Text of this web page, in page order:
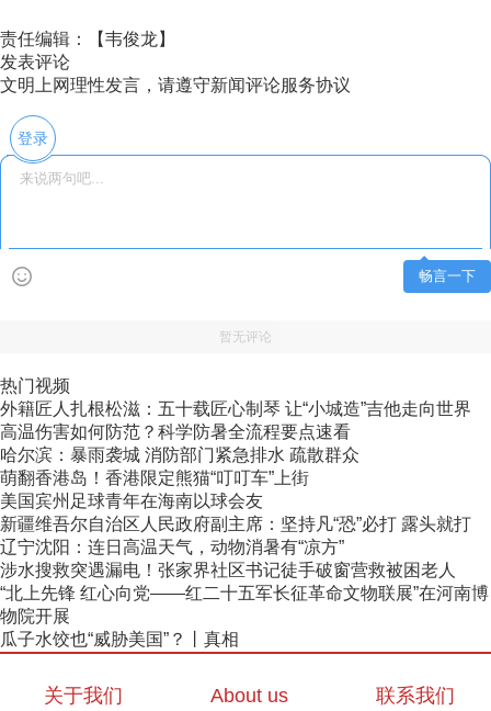
责任编辑：【韦俊龙】
发表评论
文明上网理性发言，请遵守新闻评论服务协议
登录
畅言一下
暂无评论
热门视频
外籍匠人扎根松滋：五十载匠心制琴 让“小城造”吉他走向世界
高温伤害如何防范？科学防暑全流程要点速看
哈尔滨：暴雨袭城 消防部门紧急排水 疏散群众
萌翻香港岛！香港限定熊猫“叮叮车”上街
美国宾州足球青年在海南以球会友
新疆维吾尔自治区人民政府副主席：坚持凡“恐”必打 露头就打
辽宁沈阳：连日高温天气，动物消暑有“凉方”
涉水搜救突遇漏电！张家界社区书记徒手破窗营救被困老人
“北上先锋 红心向党——红二十五军长征革命文物联展”在河南博
物院开展
瓜子水饺也“威胁美国”？丨真相
关于我们 About us 联系我们